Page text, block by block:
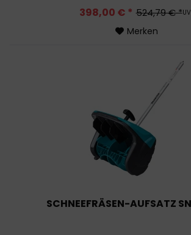
524,79 € *
398,00 € *
Merken
SCHNEEFRÄSEN-AUFSATZ